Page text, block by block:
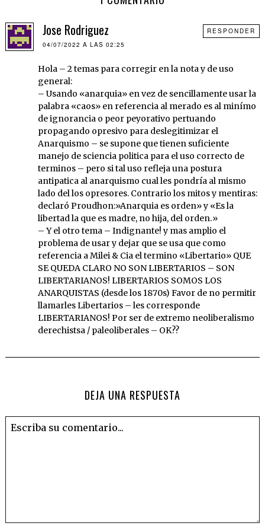
Jose Rodriguez
04/07/2022 A LAS 02:25
Hola – 2 temas para corregir en la nota y de uso
general:
– Usando «anarquia» en vez de sencillamente usar la
palabra «caos» en referencia al merado es al minímo
de ignorancia o peor peyorativo pertuando
propagando opresivo para deslegitimizar el
Anarquismo – se supone que tienen suficiente
manejo de sciencia politica para el uso correcto de
terminos – pero si tal uso refleja una postura
antipatica al anarquismo cual les pondría al mismo
lado del los opresores. Contrario los mitos y mentiras:
declaró Proudhon:»Anarquia es orden» y «Es la
libertad la que es madre, no hija, del orden.»
– Y el otro tema – Indignante! y mas amplio el
problema de usar y dejar que se usa que como
referencia a Milei & Cia el termino «Libertario» QUE
SE QUEDA CLARO NO SON LIBERTARIOS – SON
LIBERTARIANOS! LIBERTARIOS SOMOS LOS
ANARQUISTAS (desde los 1870s) Favor de no permitir
llamarles Libertarios – les corresponde
LIBERTARIANOS! Por ser de extremo neoliberalismo
derechistsa / paleoliberales – OK??
RESPONDER
DEJA UNA RESPUESTA